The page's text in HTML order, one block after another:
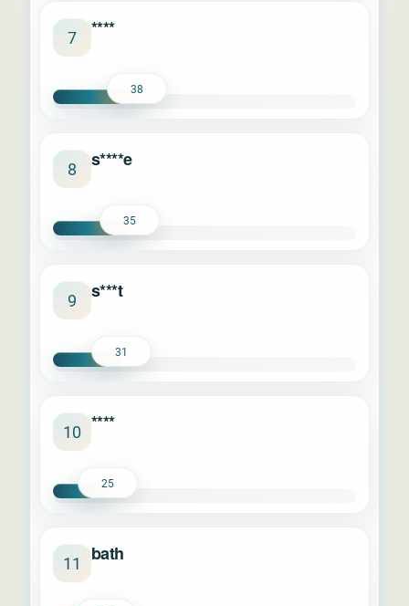
7 ****
38
8 s****e
35
9 s***t
31
10 ****
25
11 bath